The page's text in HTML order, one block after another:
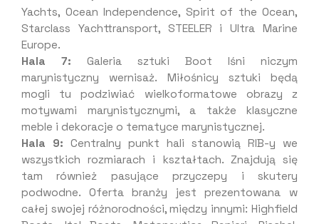
Yachts, Ocean Independence, Spirit of the Ocean,
Starclass Yachttransport, STEELER i Ultra Marine
Europe.
Hala 7: Galeria sztuki Boot lśni niczym
marynistyczny wernisaż. Miłośnicy sztuki będą
mogli tu podziwiać wielkoformatowe obrazy z
motywami marynistycznymi, a także klasyczne
meble i dekoracje o tematyce marynistycznej.
Hala 9: Centralny punkt hali stanowią RIB-y we
wszystkich rozmiarach i kształtach. Znajdują się
tam również pasujące przyczepy i skutery
podwodne. Oferta branży jest prezentowana w
całej swojej różnorodności, między innymi: Highfield